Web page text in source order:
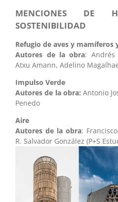
MENCIONES DE
SOSTENIBILIDAD
Refugio de aves y mamíferos
Autores de la obra: Andrés
Atxu Amann, Adelino
Impulso Verde
Autores de la obra: Antonio
Penedo
Aire
Autores de la obra:
R. Salvador González (P+S